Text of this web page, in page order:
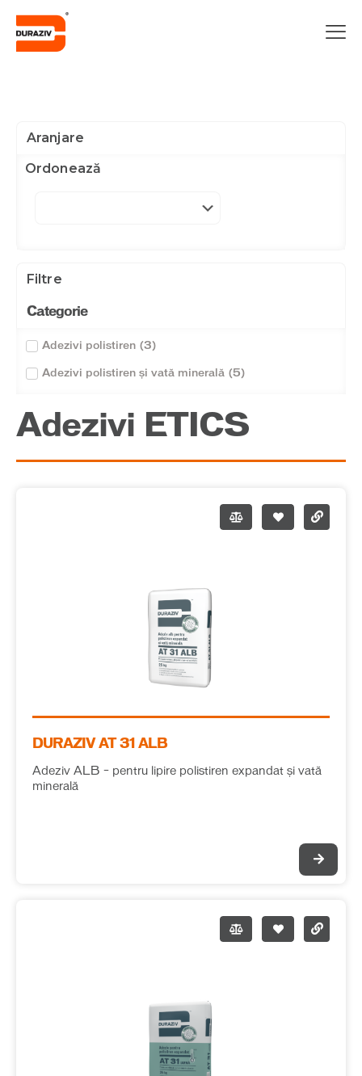
Aranjare
Ordonează
Filtre
Categorie
Adezivi polistiren (3)
Adezivi polistiren și vată minerală (5)
Adezivi ETICS
DURAZIV AT 31 ALB
Adeziv ALB – pentru lipire polistiren expandat și vată
minerală